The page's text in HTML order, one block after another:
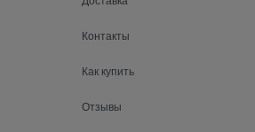
Контакты
Как купить
Отзывы